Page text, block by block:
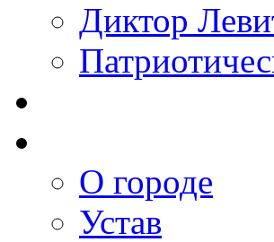
Диктор
О городе
Устав